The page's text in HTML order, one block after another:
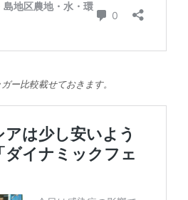
ー比較載せておきます。